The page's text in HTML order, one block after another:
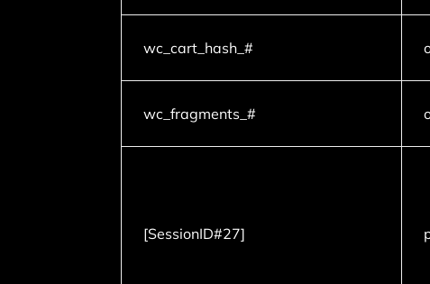
wc_cart_hash_#
wc_fragments_#
[SessionID#27]